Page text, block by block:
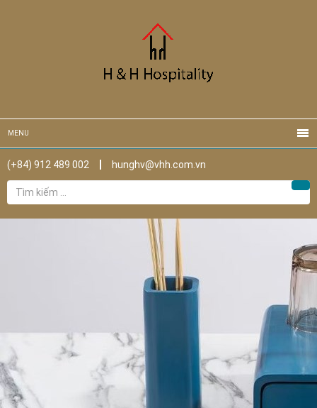
MENU
(+84) 912 489 002
hunghv@vhh.com.vn
Tìm
kiếm
cho: